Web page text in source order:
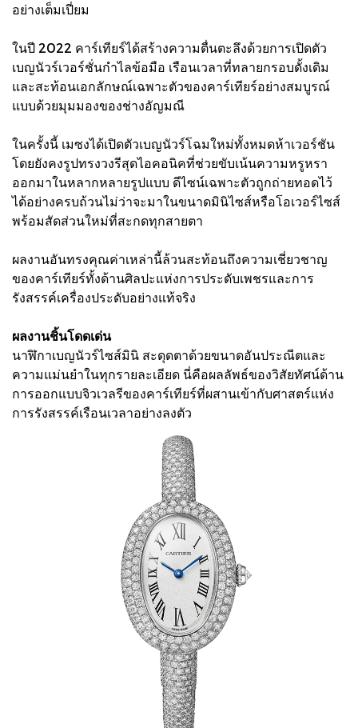
อย่างเต็มเปี่ยม
ในปี 2022 คาร์เทียร์ได้สร้างความตื่นตะลึงด้วยการเปิดตัว
เบญนัวร์เวอร์ชั่นกำไลข้อมือ เรือนเวลาที่ทลายกรอบดั้งเดิม
และสะท้อนเอกลักษณ์เฉพาะตัวของคาร์เทียร์อย่างสมบูรณ์
แบบด้วยมุมมองของช่างอัญมณี
ในครั้งนี้ เมซงได้เปิดตัวเบญนัวร์โฉมใหม่ทั้งหมดห้าเวอร์ชัน
โดยยังคงรูปทรงวงรีสุดไอคอนิคที่ช่วยขับเน้นความหรูหรา
ออกมาในหลากหลายรูปแบบ ดีไซน์เฉพาะตัวถูกถ่ายทอดไว้
ได้อย่างครบถ้วนไม่ว่าจะมาในขนาดมินิไซส์หรือโอเวอร์ไซส์
พร้อมสัดส่วนใหม่ที่สะกดทุกสายตา
ผลงานอันทรงคุณค่าเหล่านี้ล้วนสะท้อนถึงความเชี่ยวชาญ
ของคาร์เทียร์ทั้งด้านศิลปะแห่งการประดับเพชรและการ
รังสรรค์เครื่องประดับอย่างแท้จริง
ผลงานชิ้นโดดเด่น
นาฬิกาเบญนัวร์ไซส์มินิ สะดุดตาด้วยขนาดอันประณีตและ
ความแม่นยำในทุกรายละเอียด นี่คือผลลัพธ์ของวิสัยทัศน์ด้าน
การออกแบบจิวเวลรีของคาร์เทียร์ที่ผสานเข้ากับศาสตร์แห่ง
การรังสรรค์เรือนเวลาอย่างลงตัว